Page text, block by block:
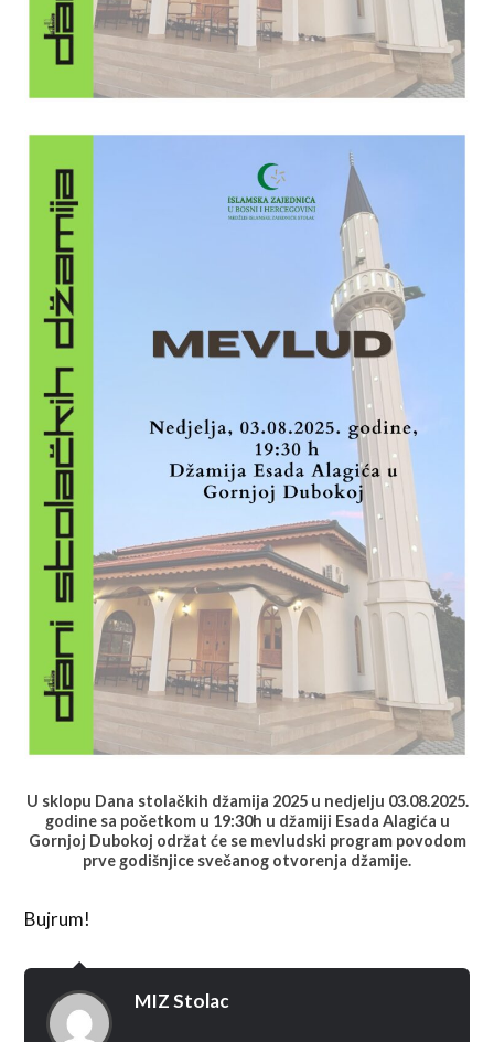
U sklopu Dana stolačkih džamija 2025 u nedjelju 03.08.2025.
godine sa početkom u 19:30h u džamiji Esada Alagića u
Gornjoj Dubokoj održat će se mevludski program povodom
prve godišnjice svečanog otvorenja džamije.
Bujrum!
MIZ Stolac